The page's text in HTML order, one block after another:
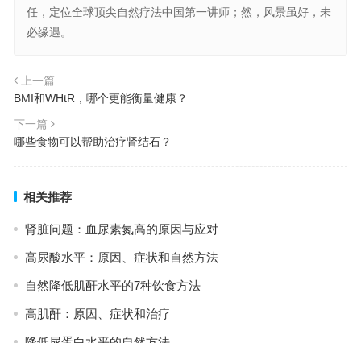
任，定位全球顶尖自然疗法中国第一讲师；然，风景虽好，未
必缘遇。
上一篇
BMI和WHtR，哪个更能衡量健康？
下一篇
哪些食物可以帮助治疗肾结石？
相关推荐
肾脏问题：血尿素氮高的原因与应对
高尿酸水平：原因、症状和自然方法
自然降低肌酐水平的7种饮食方法
高肌酐：原因、症状和治疗